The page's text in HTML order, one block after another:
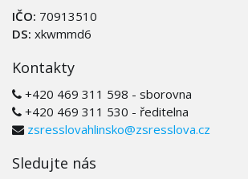
IČO: 70913510
DS: xkwmmd6
Kontakty
+420 469 311 598 - sborovna
+420 469 311 530 - ředitelna
zsresslovahlinsko@zsresslova.cz
Sledujte nás